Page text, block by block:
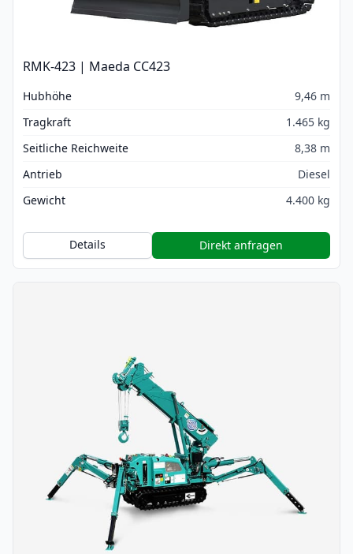
RMK-423 | Maeda CC423
Hubhöhe
9,46 m
Tragkraft
1.465 kg
Seitliche Reichweite
8,38 m
Antrieb
Diesel
Gewicht
4.400 kg
Details Direkt anfragen